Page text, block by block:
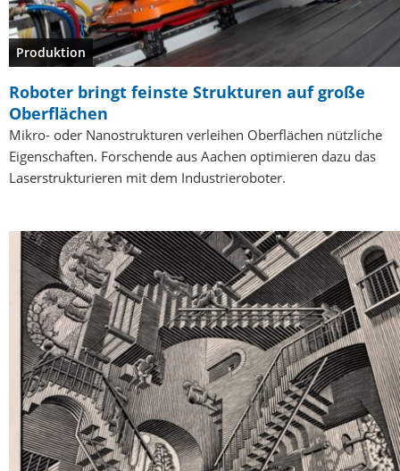
Produktion
Roboter bringt feinste Strukturen auf große
Oberflächen
Mikro- oder Nanostrukturen verleihen Oberflächen nützliche
Eigenschaften. Forschende aus Aachen optimieren dazu das
Laserstrukturieren mit dem Industrieroboter.